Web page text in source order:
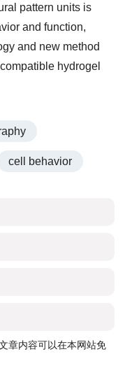
pattern units is
and function,
and new method
hydrogel
cell behavior
章内容可以在本网站免